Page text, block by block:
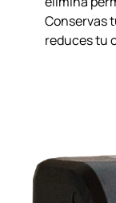
Conservas
reduces tu